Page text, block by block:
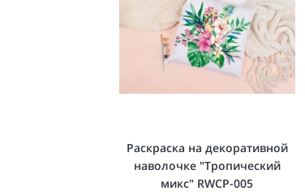
Раскраска на декоративной
наволочке "Тропический
микс" RWCP-005